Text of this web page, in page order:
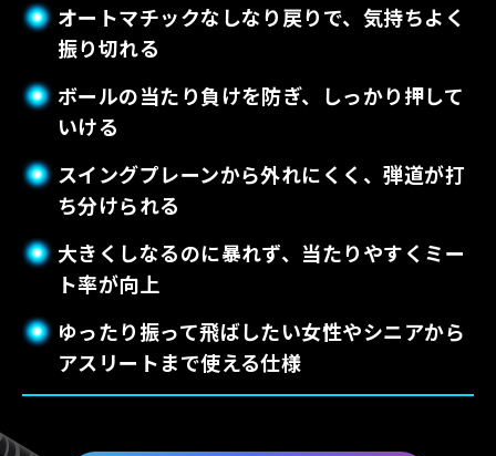
オートマチックなしなり戻りで、気持ちよく
振り切れる
ボールの当たり負けを防ぎ、しっかり押して
いける
スイングプレーンから外れにくく、弾道が打
ち分けられる
大きくしなるのに暴れず、当たりやすくミー
ト率が向上
ゆったり振って飛ばしたい女性やシニアから
アスリートまで使える仕様